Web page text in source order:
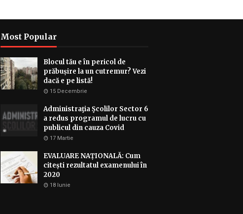
Most Popular
Blocul tău e în pericol de
prăbușire la un cutremur? Vezi
dacă e pe listă!
15 Decembrie
Administraţia Şcolilor Sector 6
a redus programul de lucru cu
publicul din cauza Covid
17 Martie
EVALUARE NAȚIONALĂ: Cum
citești rezultatul examenului în
2020
18 Iunie